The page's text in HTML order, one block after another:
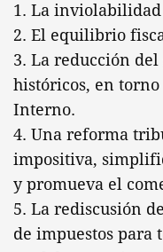
1. La
2. El equilibrio
3. La reducción
históricos, en
Interno.
4. Una reforma
impositiva,
y promueva el
5. La rediscusión
de impuestos para